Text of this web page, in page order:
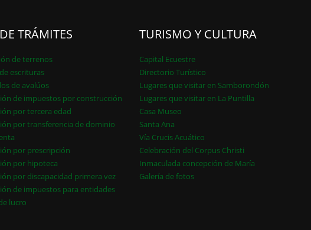
TRÁMITES
de terrenos
escrituras
de avalúos
de impuestos por construcción
por tercera edad
por transferencia de dominio
por prescripción
por hipoteca
por discapacidad primera vez
de impuestos para entidades
lucro
TURISMO Y CULTURA
Capital Ecuestre
Directorio Turístico
Lugares que visitar en Samborondón
Lugares que visitar en La Puntilla
Casa Museo
Santa Ana
Vía Crucis Acuático
Celebración del Corpus Christi
Inmaculada concepción de María
Galería de fotos